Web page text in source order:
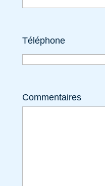
Téléphone
Commentaires